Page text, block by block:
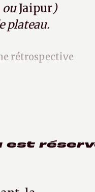
ouJaipur)
plateau.
rétrospective
est